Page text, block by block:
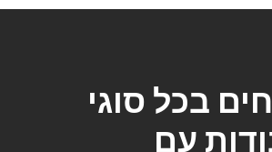
בכל סוגי
עם